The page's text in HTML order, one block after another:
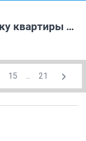
Дискус! Очередь на покупку квартиры и не только! (часть 49)
15 ... 21